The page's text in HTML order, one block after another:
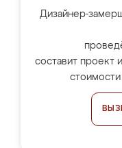
Дизайнер-
составит проект